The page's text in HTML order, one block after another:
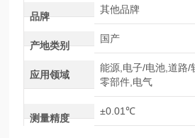
品牌
其他品牌
产地类别
国产
应用领域
能源,电子/电池,道路/
零部件,电气
测量精度
±0.01℃